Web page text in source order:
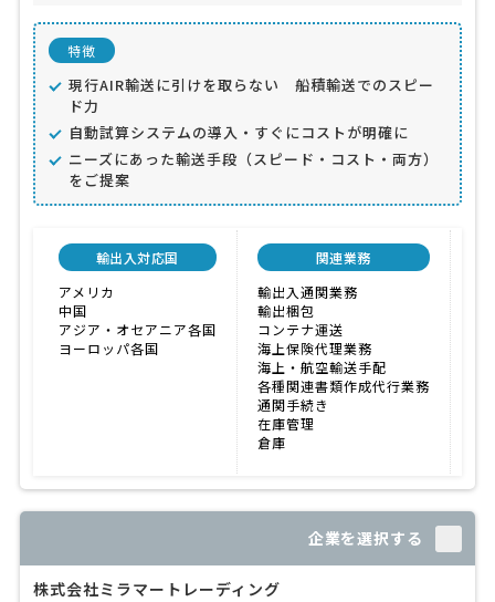
特徴
現行AIR輸送に引けを取らない 船積輸送でのスピー
ド力
自動試算システムの導入・すぐにコストが明確に
ニーズにあった輸送手段（スピード・コスト・両方）
をご提案
輸出入対応国
アメリカ
中国
アジア・オセアニア各国
ヨーロッパ各国
関連業務
輸出入通関業務
輸出梱包
コンテナ運送
海上保険代理業務
海上・航空輸送手配
各種関連書類作成代行業務
通関手続き
在庫管理
倉庫
企業を選択する
株式会社ミラマートレーディング